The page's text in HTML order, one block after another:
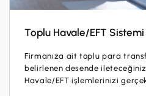
Toplu Havale/EFT Sistemi
Firmanıza ait toplu para
belirlenen desende
Havale/EFT işlemlerinizi